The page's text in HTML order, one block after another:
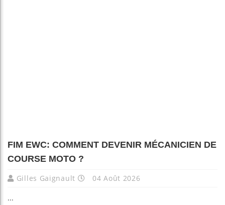
FIM EWC: COMMENT DEVENIR MÉCANICIEN DE
COURSE MOTO ?
Gilles Gaignault 04 Août 2026
...